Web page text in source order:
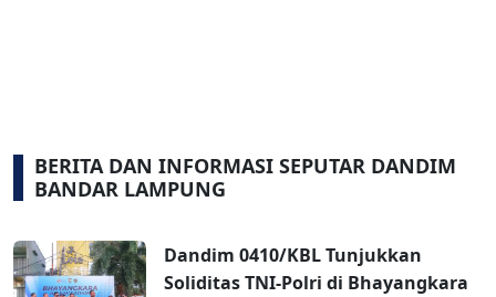
BERITA DAN INFORMASI SEPUTAR DANDIM
BANDAR LAMPUNG
Dandim 0410/KBL Tunjukkan
Soliditas TNI-Polri di Bhayangkara